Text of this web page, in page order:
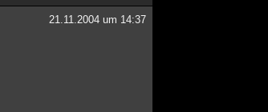
21.11.2004 um 14:37